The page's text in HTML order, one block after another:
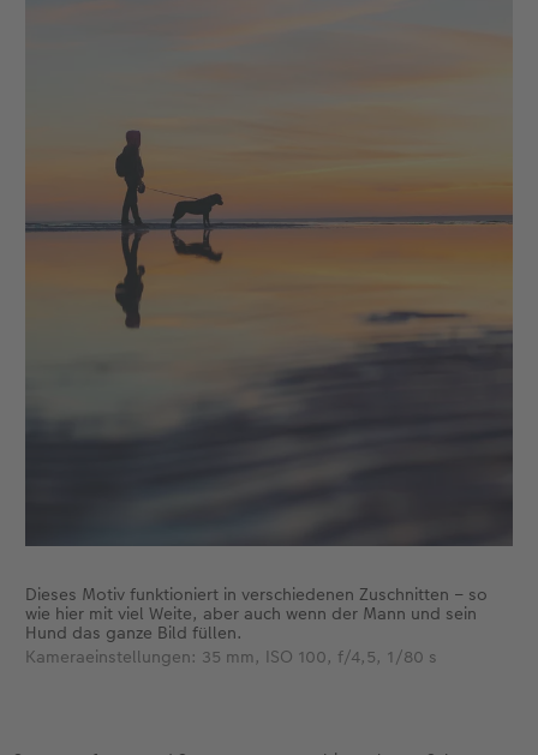
Dieses Motiv funktioniert in verschiedenen Zuschnitten – so
wie hier mit viel Weite, aber auch wenn der Mann und sein
Hund das ganze Bild füllen.
Kameraeinstellungen: 35 mm, ISO 100, f/4,5, 1/80 s